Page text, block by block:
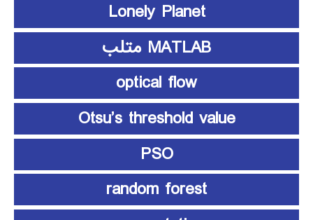
Lonely Planet
MATLAB متلب
optical flow
Otsu’s threshold value
PSO
random forest